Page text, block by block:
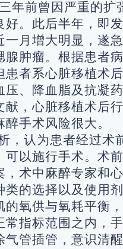
年前曾因严重的扩
好。此后半年，即
一月增大明显，遂
腺肿瘤。根据患者
患者系心脏移植术
压、降血脂及抗凝
献，心脏移植术后
手术风险很大。
，认为患者经过术
可以施行手术。术
，术中麻醉专家和
类的选择以及使用
的氧供与氧耗平衡
常指标范围之内，
气管插管，意识清